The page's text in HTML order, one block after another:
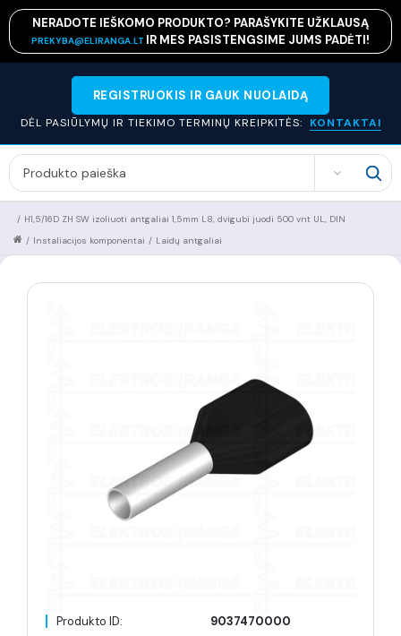
NERADOTE IEŠKOMO PRODUKTO? PARAŠYKITE UŽKLAUSĄ
PREKYBA@ELIRANGA.LT IR MES PASISTENGSIME JUMS PADĖTI!
REGISTRUOKIS IR GAUK NUOLAIDĄ
DĖL PASIŪLYMŲ IR TIEKIMO TERMINŲ KREIPKITĖS: KONTAKTAI
SEARCH
H1,5/16D ZH SW izoliuoti antgaliai 1,5mm L8, dvigubi juodi 500 vnt UL, DIN
/
Laidų antgaliai
/
Instaliacijos komponentai
/
Produkto ID:
9037470000